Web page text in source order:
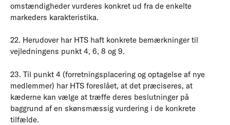
omstændigheder vurderes konkret ud fra de enkelte
markeders karakteristika.
22. Herudover har HTS haft konkrete bemærkninger til
vejledningens punkt 4, 6, 8 og 9.
23. Til punkt 4 (forretningsplacering og optagelse af nye
medlemmer) har HTS foreslået, at det præciseres, at
kæderne kan vælge at træffe deres beslutninger på
baggrund af en skønsmæssig vurdering i de konkrete
tilfælde.